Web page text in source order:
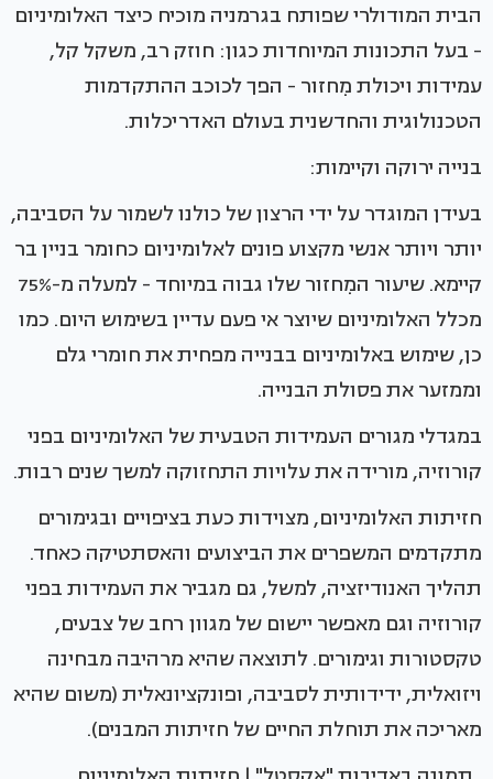
הבית המודולרי שפותח בגרמניה מוכיח כיצד האלומיניום
- בעל התכונות המיוחדות כגון: חוזק רב, משקל קל,
עמידות ויכולת מִחזור - הפך לכוכב ההתקדמות
הטכנולוגית והחדשנית בעולם האדריכלות.
בנייה ירוקה וקיימות:
בעידן המוגדר על ידי הרצון של כולנו לשמור על הסביבה,
יותר ויותר אנשי מקצוע פונים לאלומיניום כחומר בניין בר
קיימא. שיעור המִחזור שלו גבוה במיוחד - למעלה מ-75%
מכלל האלומיניום שיוצר אי פעם עדיין בשימוש היום. כמו
כן, שימוש באלומיניום בבנייה מפחית את חומרי גלם
וממזער את פסולת הבנייה.
במגדלי מגורים העמידות הטבעית של האלומיניום בפני
קורוזיה, מורידה את עלויות התחזוקה למשך שנים רבות.
חזיתות האלומיניום, מצוידות כעת בציפויים ובגימורים
מתקדמים המשפרים את הביצועים והאסתטיקה כאחד.
תהליך האנודיזציה, למשל, גם מגביר את העמידות בפני
קורוזיה וגם מאפשר יישום של מגוון רחב של צבעים,
טקסטורות וגימורים. לתוצאה שהיא מרהיבה מבחינה
ויזואלית, ידידותית לסביבה, ופונקציונאלית (משום שהיא
מאריכה את תוחלת החיים של חזיתות המבנים).